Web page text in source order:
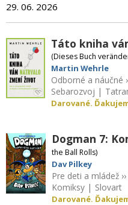
29. 06. 2026
Táto kniha
(Dieses Buch
Martin Wehrle
Odborné a náučné
Sebarozvoj |
Darované.
Dogman 7:
the Ball Rolls)
Dav Pilkey
Pre deti a mládež ››
Komiksy | Slovart
Darované.